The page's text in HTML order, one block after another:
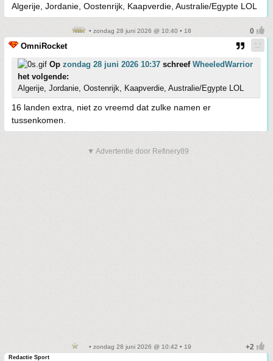
Algerije, Jordanie, Oostenrijk, Kaapverdie, Australie/Egypte LOL
• zondag 28 juni 2026 @ 10:40 • 18
OmniRocket
Op zondag 28 juni 2026 10:37 schreef WheeledWarrior
het volgende:
Algerije, Jordanie, Oostenrijk, Kaapverdie, Australie/Egypte LOL
16 landen extra, niet zo vreemd dat zulke namen er
tussenkomen.
▼ Advertentie door Refinery89
• zondag 28 juni 2026 @ 10:42 • 19
Redactie Sport